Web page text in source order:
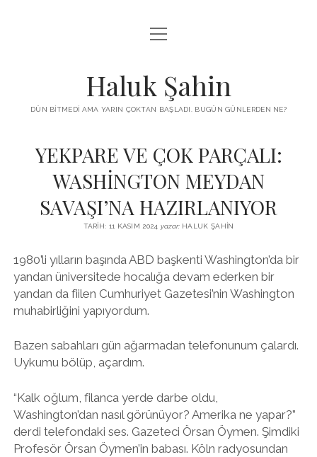
KUTUP YILDIZI
MENDIREK YAZILARI
ADA
İYI YAŞAM VE MUTLULUK ÜZERINE
BABIALI’DE CINAYET
GÜZEL MAVRELLA
PROGRAMLAR
BIZ KIMIZ?
DERS NOTLARI – LECTURE NOTES
YAZMADAN EDEMEDIM
HABERLER / NEWS
twitterfacebookinstagram
menüyü
aç
Haluk Şahin
DÜN BITMEDI AMA YARIN ÇOKTAN BAŞLADI. BUGÜN GÜNLERDEN NE?
YEKPARE VE ÇOK PARÇALI:
WASHİNGTON MEYDAN
SAVAŞI’NA HAZIRLANIYOR
TARIH: 11 KASIM 2024 yazar:HALUK ŞAHIN
1980’li yılların başında ABD başkenti Washington’da bir
yandan üniversitede hocalığa devam ederken bir
yandan da fiilen Cumhuriyet Gazetesi’nin Washington
muhabirliğini yapıyordum.
Bazen sabahları gün ağarmadan telefonunum çalardı.
Uykumu bölüp, açardım.
“Kalk oğlum, filanca yerde darbe oldu,
Washington’dan nasıl görünüyor? Amerika ne yapar?”
derdi telefondaki ses. Gazeteci Örsan Öymen. Şimdiki
Profesör Örsan Öymen’in babası. Köln radyosundan